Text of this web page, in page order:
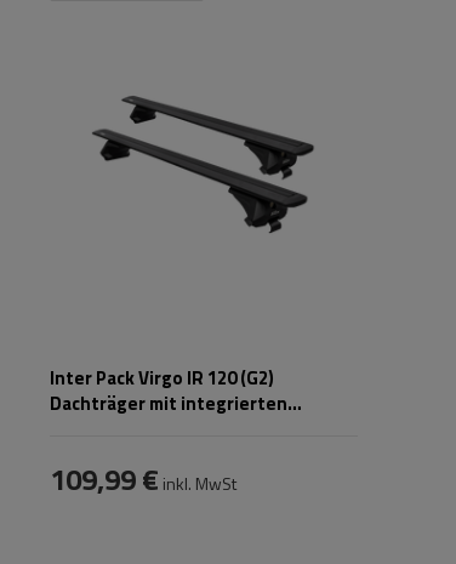
Inter Pack Virgo IR 120 (G2)
Dachträger mit integrierten
109,99 € inkl. MwSt